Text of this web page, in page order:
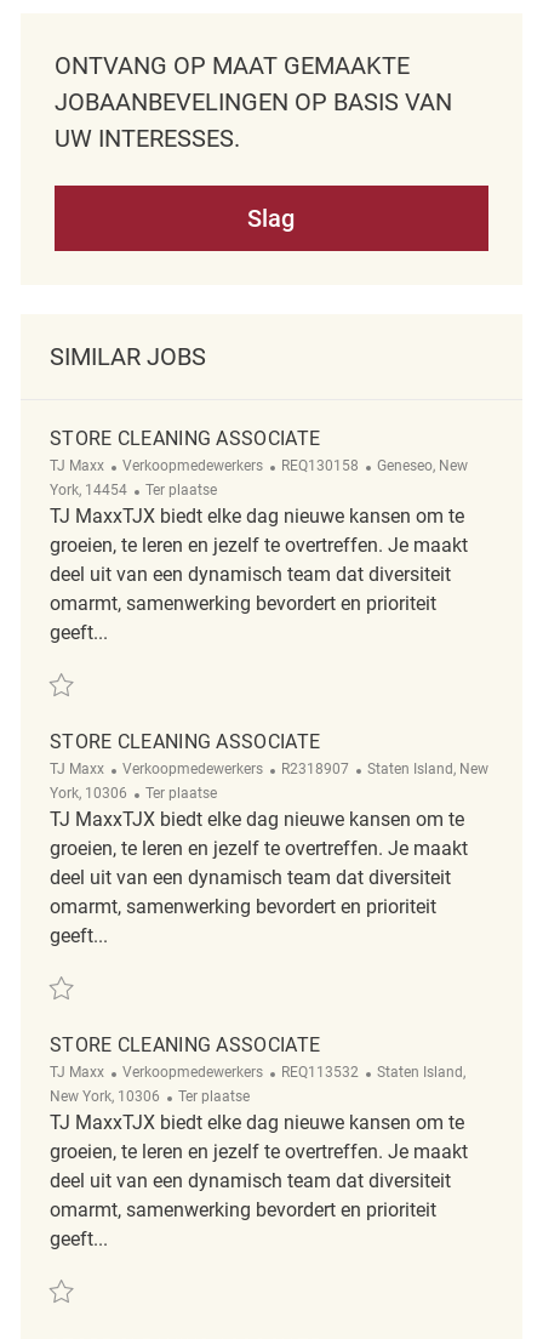
ONTVANG OP MAAT GEMAAKTE
JOBAANBEVELINGEN OP BASIS VAN
UW INTERESSES.
Slag
SIMILAR JOBS
STORE CLEANING ASSOCIATE
TJ Maxx Categorie
Verkoopmedewerkers ReqId
REQ130158 Plaats
Geneseo, New
York, 14454
Afgelegen
Ter plaatse
TJ MaxxTJX biedt elke dag nieuwe kansen om te
groeien, te leren en jezelf te overtreffen. Je maakt
deel uit van een dynamisch team dat diversiteit
omarmt, samenwerking bevordert en prioriteit
geeft...
Redden Store Cleaning Associate REQ130158
STORE CLEANING ASSOCIATE
TJ Maxx Categorie
Verkoopmedewerkers ReqId
R2318907 Plaats
Staten Island, New
York, 10306
Afgelegen
Ter plaatse
TJ MaxxTJX biedt elke dag nieuwe kansen om te
groeien, te leren en jezelf te overtreffen. Je maakt
deel uit van een dynamisch team dat diversiteit
omarmt, samenwerking bevordert en prioriteit
geeft...
Redden Store Cleaning Associate R2318907
STORE CLEANING ASSOCIATE
TJ Maxx Categorie
Verkoopmedewerkers ReqId
REQ113532 Plaats
Staten Island,
New York, 10306
Afgelegen
Ter plaatse
TJ MaxxTJX biedt elke dag nieuwe kansen om te
groeien, te leren en jezelf te overtreffen. Je maakt
deel uit van een dynamisch team dat diversiteit
omarmt, samenwerking bevordert en prioriteit
geeft...
Redden Store Cleaning Associate REQ113532